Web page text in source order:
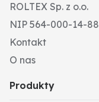
ROLTEX Sp. z o.o.
NIP 564-000-14-88
Kontakt
O nas
Produkty